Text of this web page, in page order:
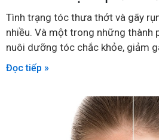
Tình trạng tóc thưa thớt và gãy
nhiều. Và một trong những thành
nuôi dưỡng tóc chắc khỏe, giảm
Đọc tiếp »